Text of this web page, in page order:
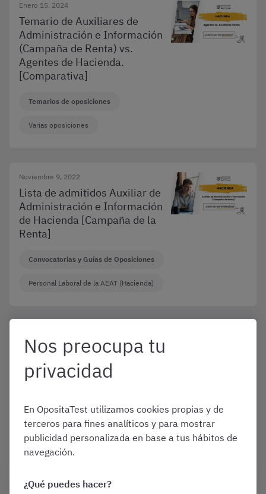
Enero 15, 2024
Temario de Auxiliares de
Administración e Información
(Campaña de Renta) vs.
Agentes de Hacienda.
[Comparativa]
Temarios de oposiciones
Varias oposiciones
Noviembre 9, 2022
Lista de admitidos Auxiliar de
Administración e Información
de Hacienda [Campaña de la
Renta]
Convocatorias y Guías de Oposiciones
Personal Laboral de la AEAT (Hacienda)
¿Cómo es el test de Auxiliar
de Administración e
Información de Hacienda?
Convocatorias y Guías de Oposiciones
Varias oposiciones
Nos preocupa tu
privacidad
En OpositaTest utilizamos cookies propias y de
terceros para fines analíticos y para mostrar
publicidad personalizada en base a tus hábitos de
navegación.
¿Qué puedes hacer?